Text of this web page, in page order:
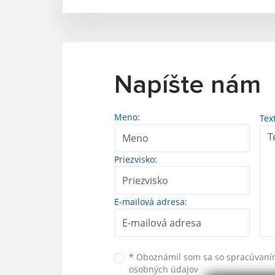
Napíšte nám
Meno:
Priezvisko:
E-mailová adresa:
* Oboznámil som sa so
osobných údajov